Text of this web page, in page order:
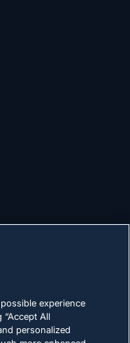
experience
All
personalized